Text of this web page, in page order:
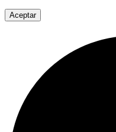
Aceptar